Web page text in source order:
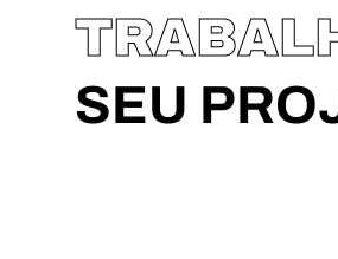
SEU